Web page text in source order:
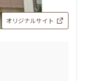
オリジナルサイト